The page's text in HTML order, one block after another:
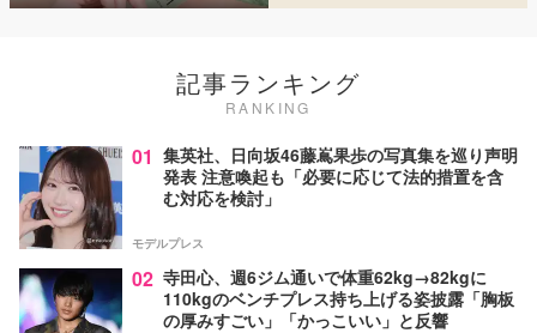
記事ランキング
RANKING
01 集英社、日向坂46藤嶌果歩の写真集を巡り声明
発表 注意喚起も「必要に応じて法的措置を含
む対応を検討」
モデルプレス
02 寺田心、週6ジム通いで体重62kg→82kgに
110kgのベンチプレス持ち上げる姿披露「胸板
の厚みすごい」「かっこいい」と反響